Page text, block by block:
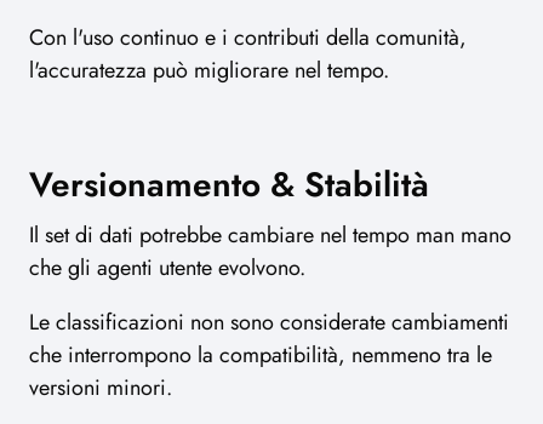
Con l'uso continuo e i contributi della comunità,
l'accuratezza può migliorare nel tempo.
Versionamento & Stabilità
Il set di dati potrebbe cambiare nel tempo man mano
che gli agenti utente evolvono.
Le classificazioni non sono considerate cambiamenti
che interrompono la compatibilità, nemmeno tra le
versioni minori.